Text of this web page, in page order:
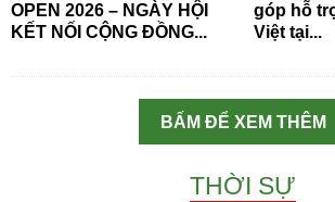
OPEN 2026 – NGÀY HỘI
KẾT NỐI CỘNG ĐỒNG...
góp hỗ
Việt tại...
BẤM ĐỂ XEM THÊM
THỜI SỰ